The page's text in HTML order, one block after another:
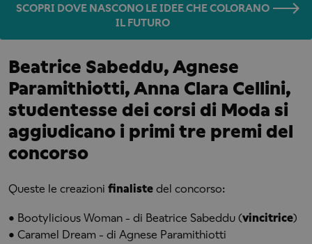
SCOPRI DOVE NASCONO LE IDEE CHE COLORANO
IL FUTURO
Beatrice Sabeddu, Agnese
Paramithiotti, Anna Clara Cellini,
studentesse dei corsi di Moda si
aggiudicano i primi tre premi del
concorso
Queste le creazioni finaliste del concorso:
• Bootylicious Woman - di Beatrice Sabeddu (vincitrice)
• Caramel Dream - di Agnese Paramithiotti